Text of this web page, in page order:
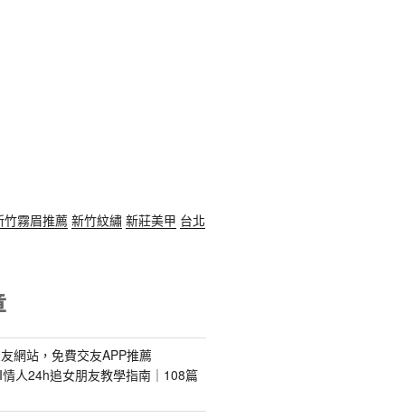
竹霧眉推薦 新竹紋繡 新莊美甲 台北
網站，免費交友APP推薦
人24h追女朋友教學指南｜108篇